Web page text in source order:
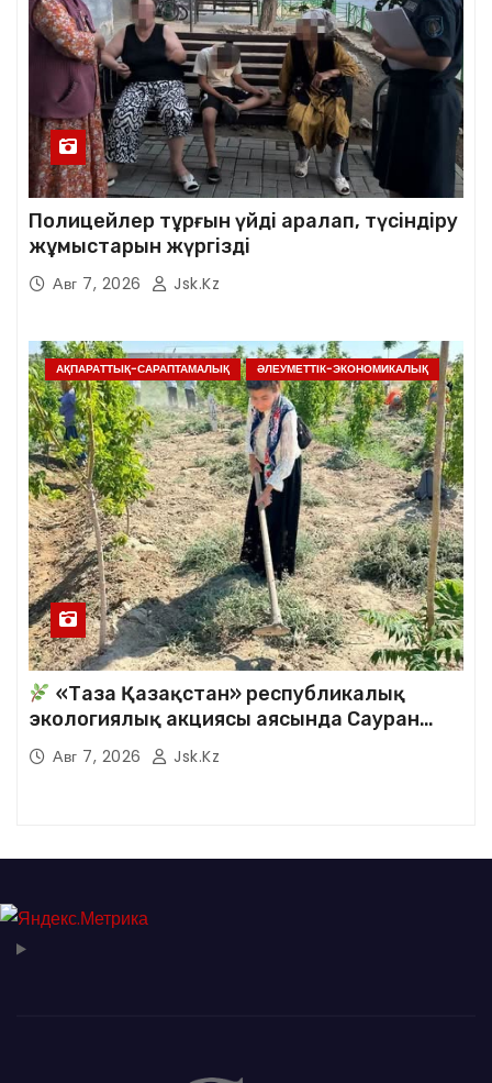
Полицейлер тұрғын үйді аралап, түсіндіру
жұмыстарын жүргізді
Авг 7, 2026 Jsk.kz
АҚПАРАТТЫҚ-САРАПТАМАЛЫҚ ӘЛЕУМЕТТІК-ЭКОНОМИКАЛЫҚ
«Таза Қазақстан» республикалық
экологиялық акциясы аясында Сауран
аудандық кітапханасының қызметкерлері
кезекті сенбілік жұмыстарына белсене
Авг 7, 2026 Jsk.kz